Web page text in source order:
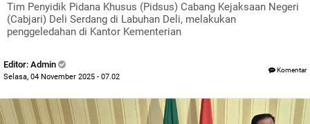
Tim Penyidik Pidana Khusus (Pidsus) Cabang Kejaksaan Negeri
(Cabjari) Deli Serdang di Labuhan Deli, melakukan
penggeledahan di Kantor Kementerian
Editor: Admin
Selasa, 04 November 2025 - 07.02
Komentar